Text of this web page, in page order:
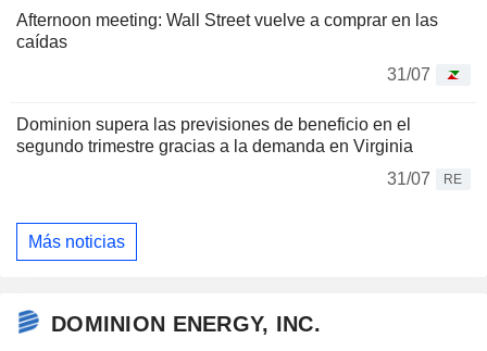
Afternoon meeting: Wall Street vuelve a comprar en las
caídas
31/07
Dominion supera las previsiones de beneficio en el
segundo trimestre gracias a la demanda en Virginia
31/07
RE
Más noticias
DOMINION ENERGY, INC.